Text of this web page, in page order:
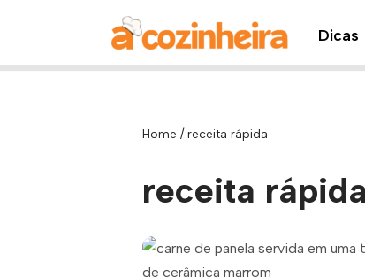
para
Dicas
Home /receita rápida
receita rápida